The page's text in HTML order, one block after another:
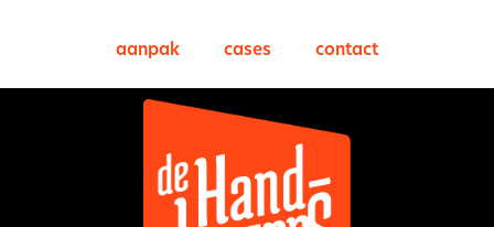
aanpak cases contact